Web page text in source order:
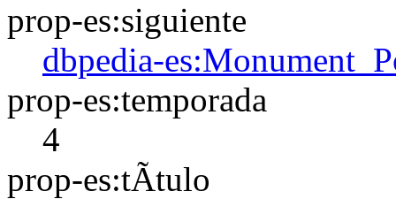
prop-es:siguiente
dbpedia-
prop-es:temporada
4
prop-es:tÃ­tulo